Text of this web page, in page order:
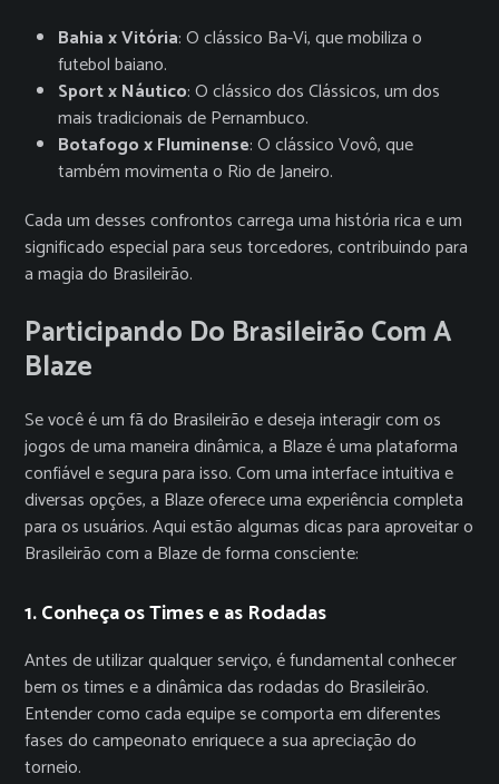
Bahia x Vitória: O clássico Ba-Vi, que mobiliza o
futebol baiano.
Sport x Náutico: O clássico dos Clássicos, um dos
mais tradicionais de Pernambuco.
Botafogo x Fluminense: O clássico Vovô, que
também movimenta o Rio de Janeiro.
Cada um desses confrontos carrega uma história rica e um
significado especial para seus torcedores, contribuindo para
a magia do Brasileirão.
Participando Do Brasileirão Com A
Blaze
Se você é um fã do Brasileirão e deseja interagir com os
jogos de uma maneira dinâmica, a Blaze é uma plataforma
confiável e segura para isso. Com uma interface intuitiva e
diversas opções, a Blaze oferece uma experiência completa
para os usuários. Aqui estão algumas dicas para aproveitar o
Brasileirão com a Blaze de forma consciente:
1. Conheça os Times e as Rodadas
Antes de utilizar qualquer serviço, é fundamental conhecer
bem os times e a dinâmica das rodadas do Brasileirão.
Entender como cada equipe se comporta em diferentes
fases do campeonato enriquece a sua apreciação do
torneio.